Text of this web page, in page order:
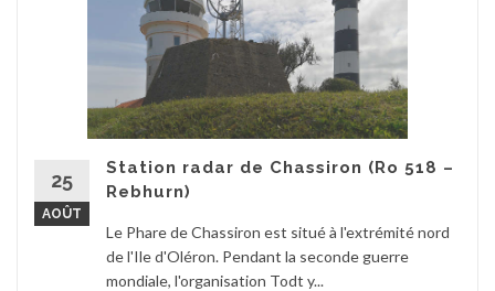
25
AOÛT
Station radar de Chassiron (Ro 518 –
Rebhurn)
Le Phare de Chassiron est situé à l'extrémité nord
de l'Ile d'Oléron. Pendant la seconde guerre
mondiale, l'organisation Todt y...